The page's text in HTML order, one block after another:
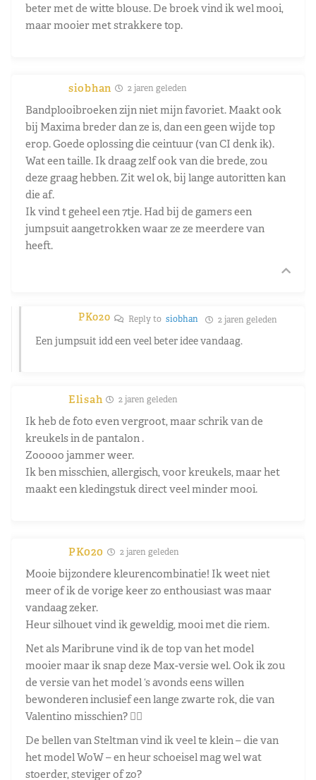
beter met de witte blouse. De broek vind ik wel mooi,
maar mooier met strakkere top.
siobhan 2 jaren geleden
Bandplooibroeken zijn niet mijn favoriet. Maakt ook
bij Maxima breder dan ze is, dan een geen wijde top
erop. Goede oplossing die ceintuur (van CI denk ik).
Wat een taille. Ik draag zelf ook van die brede, zou
deze graag hebben. Zit wel ok, bij lange autoritten kan
die af.
Ik vind t geheel een 7tje. Had bij de gamers een
jumpsuit aangetrokken waar ze ze meerdere van
heeft.
PK020 Reply to siobhan 2 jaren geleden
Een jumpsuit idd een veel beter idee vandaag.
Elisah 2 jaren geleden
Ik heb de foto even vergroot, maar schrik van de
kreukels in de pantalon .
Zooooo jammer weer.
Ik ben misschien, allergisch, voor kreukels, maar het
maakt een kledingstuk direct veel minder mooi.
PK020 2 jaren geleden
Mooie bijzondere kleurencombinatie! Ik weet niet
meer of ik de vorige keer zo enthousiast was maar
vandaag zeker.
Heur silhouet vind ik geweldig, mooi met die riem.
Net als Maribrune vind ik de top van het model
mooier maar ik snap deze Max-versie wel. Ook ik zou
de versie van het model ‘s avonds eens willen
bewonderen inclusief een lange zwarte rok, die van
Valentino misschien? 👇🏼
De bellen van Steltman vind ik veel te klein – die van
het model WoW – en heur schoeisel mag wel wat
stoerder, steviger of zo?